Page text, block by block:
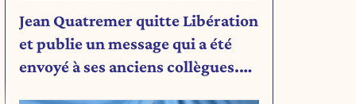
Jean Quatremer quitte Libération
et publie un message qui a été
envoyé à ses anciens collègues.